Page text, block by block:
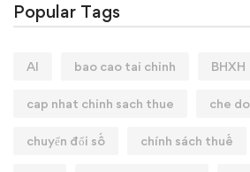
Popular Tags
AI bao cao tai chinh BHXH
cap nhat chinh sach thue che
chuyển đổi số chính sách thuế